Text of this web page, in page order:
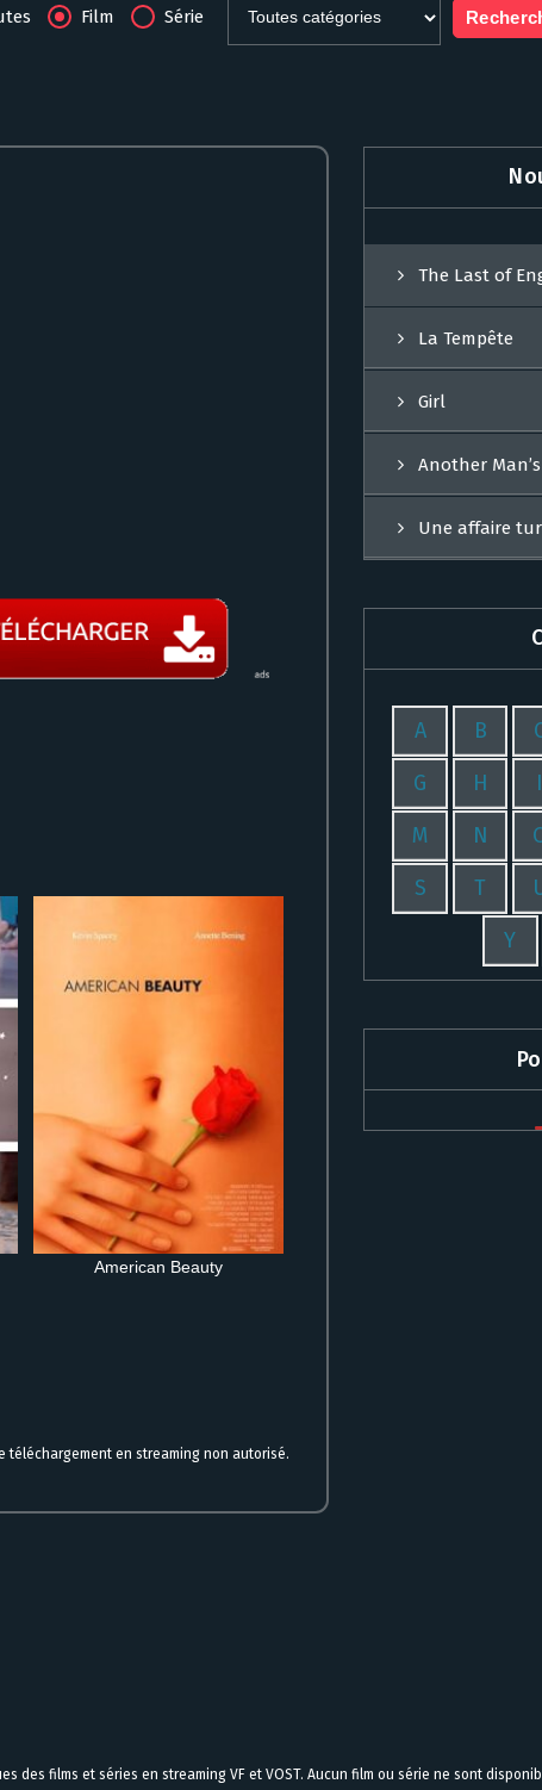
Film Série
American Beauty
en streaming non autorisé.
The Last of
La Tempête
Girl
Another
Une affaire
A B
G H I
M N
S T
Y
films et séries en streaming VF et VOST. Aucun film ou série ne sont